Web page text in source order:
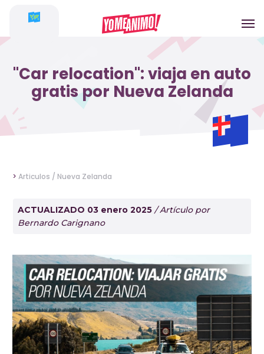
"Car relocation": viaja en auto
gratis por Nueva Zelanda
> Articulos / Nueva Zelanda
ACTUALIZADO 03 enero 2025 / Artículo por
Bernardo Carignano